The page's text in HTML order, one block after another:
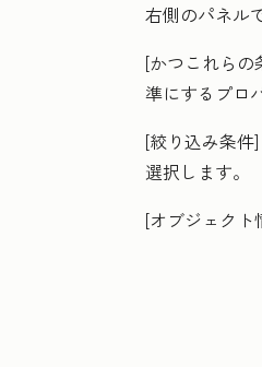
右側のパネル
[かつこれらの
準にするプロ
[絞り込み条件]
選択します。
[オブジェクト